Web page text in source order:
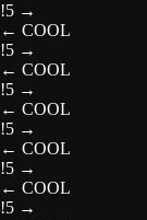
!5 →
← COOL
!5 →
← COOL
!5 →
← COOL
!5 →
← COOL
!5 →
← COOL
!5 →